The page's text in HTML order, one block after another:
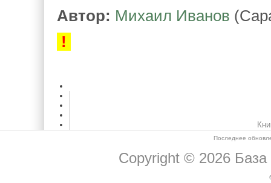
Автор: Михаил Иванов
!
Последнее
Copyright © 2026 База